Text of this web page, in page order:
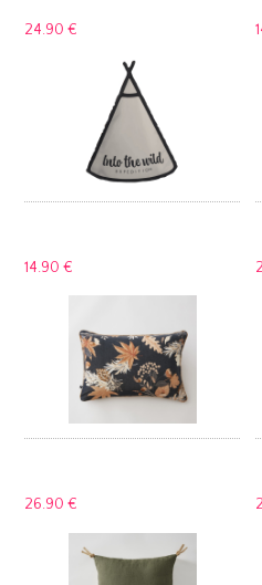
24.90 €
14.90 €
26.90 €